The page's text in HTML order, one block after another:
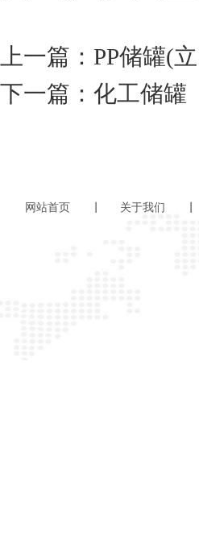
上一篇： PP储罐(
下一篇： 化工储罐
网站首页 关于我们